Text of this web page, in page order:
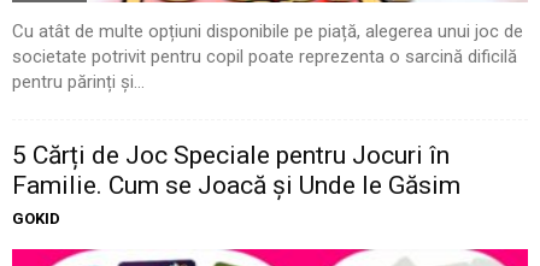
Cu atât de multe opțiuni disponibile pe piață, alegerea unui joc de
societate potrivit pentru copil poate reprezenta o sarcină dificilă
pentru părinți și...
5 Cărți de Joc Speciale pentru Jocuri în
Familie. Cum se Joacă și Unde le Găsim
GOKID